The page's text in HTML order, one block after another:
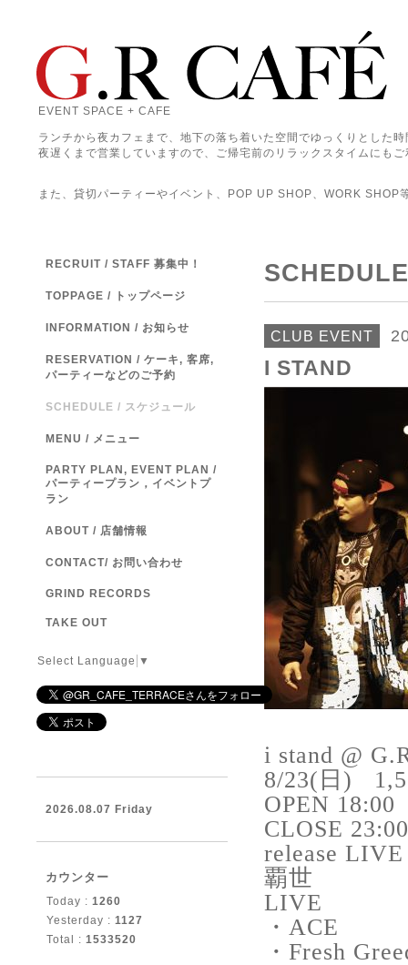
EVENT SPACE + CAFE
ランチから夜カフェまで、地下の落ち着いた空間でゆっくりとした
夜遅くまで営業していますので、ご帰宅前のリラックスタイムにも
また、貸切パーティーやイベント、POP UP SHOP、WORK SHOP
CLUB EVENT
I STAND
i stand @
8/23(日)
OPEN 18:00
CLOSE 23:00
release LIVE
覇世
LIVE
・ACE
・Fresh
RECRUIT / STAFF 募集中！
TOPPAGE / トップページ
INFORMATION / お知らせ
RESERVATION / ケーキ, 客席,
パーティーなどのご予約
SCHEDULE / スケジュール
MENU / メニュー
PARTY PLAN, EVENT PLAN /
パーティープラン，イベントプ
ラン
ABOUT / 店舗情報
CONTACT/ お問い合わせ
GRIND RECORDS
TAKE OUT
Select Language ▼
2026.08.07 Friday
カウンター
Today : 1260
Yesterday : 1127
Total : 1533520